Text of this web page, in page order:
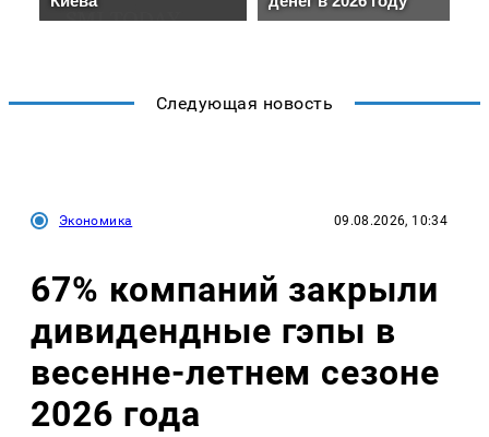
Следующая новость
Экономика 09.08.2026, 10:34
67% компаний закрыли
дивидендные гэпы в
весенне-летнем сезоне
2026 года